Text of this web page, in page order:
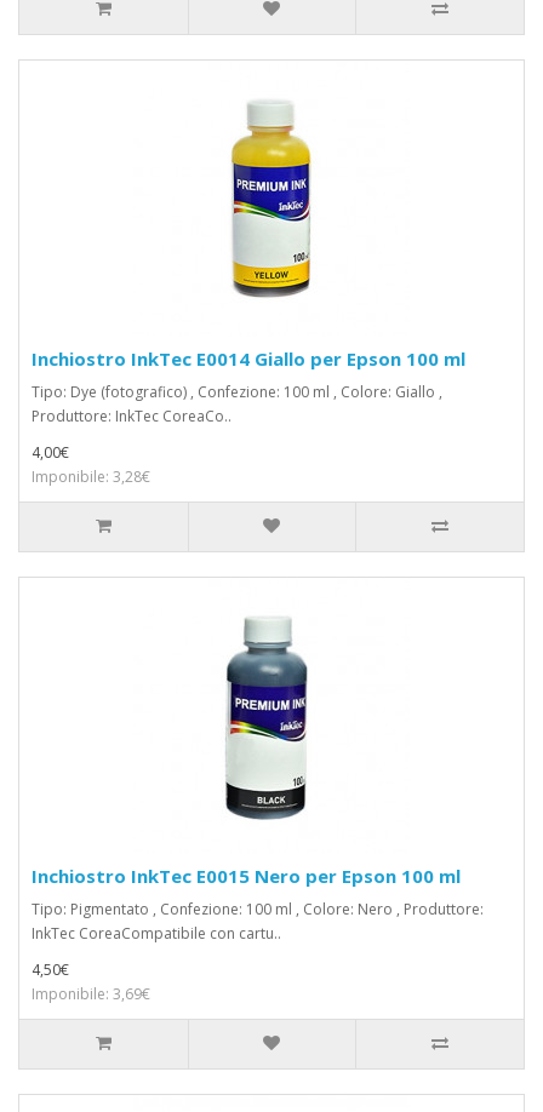
Inchiostro InkTec E0014 Giallo per Epson 100 ml
Tipo: Dye (fotografico) , Confezione: 100 ml , Colore: Giallo ,
Produttore: InkTec CoreaCo..
4,00€
Imponibile: 3,28€
Inchiostro InkTec E0015 Nero per Epson 100 ml
Tipo: Pigmentato , Confezione: 100 ml , Colore: Nero , Produttore:
InkTec CoreaCompatibile con cartu..
4,50€
Imponibile: 3,69€